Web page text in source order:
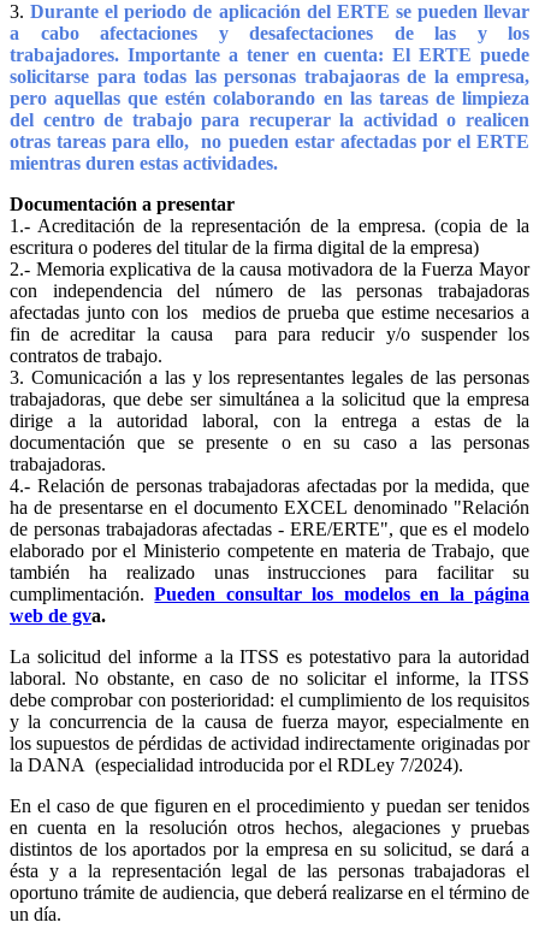
3. Durante el periodo de aplicación del ERTE se pueden llevar
a cabo afectaciones y desafectaciones de las y los
trabajadores. Importante a tener en cuenta: El ERTE puede
solicitarse para todas las personas trabajaoras de la empresa,
pero aquellas que estén colaborando en las tareas de limpieza
del centro de trabajo para recuperar la actividad o realicen
otras tareas para ello, no pueden estar afectadas por el ERTE
mientras duren estas actividades.
Documentación a presentar
1.- Acreditación de la representación de la empresa. (copia de la
escritura o poderes del titular de la firma digital de la empresa)
2.- Memoria explicativa de la causa motivadora de la Fuerza Mayor
con independencia del número de las personas trabajadoras
afectadas junto con los medios de prueba que estime necesarios a
fin de acreditar la causa para para reducir y/o suspender los
contratos de trabajo.
3. Comunicación a las y los representantes legales de las personas
trabajadoras, que debe ser simultánea a la solicitud que la empresa
dirige a la autoridad laboral, con la entrega a estas de la
documentación que se presente o en su caso a las personas
trabajadoras.
4.- Relación de personas trabajadoras afectadas por la medida, que
ha de presentarse en el documento EXCEL denominado "Relación
de personas trabajadoras afectadas - ERE/ERTE", que es el modelo
elaborado por el Ministerio competente en materia de Trabajo, que
también ha realizado unas instrucciones para facilitar su
cumplimentación. Pueden consultar los modelos en la página
web de gva.
La solicitud del informe a la ITSS es potestativo para la autoridad
laboral. No obstante, en caso de no solicitar el informe, la ITSS
debe comprobar con posterioridad: el cumplimiento de los requisitos
y la concurrencia de la causa de fuerza mayor, especialmente en
los supuestos de pérdidas de actividad indirectamente originadas por
la DANA (especialidad introducida por el RDLey 7/2024).
En el caso de que figuren en el procedimiento y puedan ser tenidos
en cuenta en la resolución otros hechos, alegaciones y pruebas
distintos de los aportados por la empresa en su solicitud, se dará a
ésta y a la representación legal de las personas trabajadoras el
oportuno trámite de audiencia, que deberá realizarse en el término de
un día.